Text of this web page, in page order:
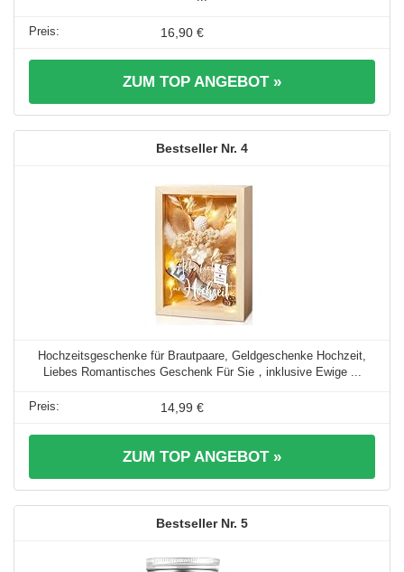
16,90 €
ZUM TOP ANGEBOT »
4
Hochzeitsgeschenke für Brautpaare, Geldgeschenke Hochzeit,
Liebes Romantisches Geschenk Für Sie，inklusive Ewige ...
14,99 €
ZUM TOP ANGEBOT »
5